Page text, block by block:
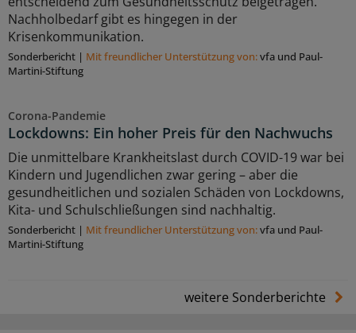
Nachholbedarf gibt es hingegen in der
Krisenkommunikation.
Sonderbericht | Mit freundlicher Unterstützung von:vfa und Paul-
Martini-Stiftung
Corona-Pandemie
Lockdowns: Ein hoher Preis für den Nachwuchs
Die unmittelbare Krankheitslast durch COVID-19 war bei
Kindern und Jugendlichen zwar gering – aber die
gesundheitlichen und sozialen Schäden von Lockdowns,
Kita- und Schulschließungen sind nachhaltig.
Sonderbericht | Mit freundlicher Unterstützung von:vfa und Paul-
Martini-Stiftung
weitere Sonderberichte